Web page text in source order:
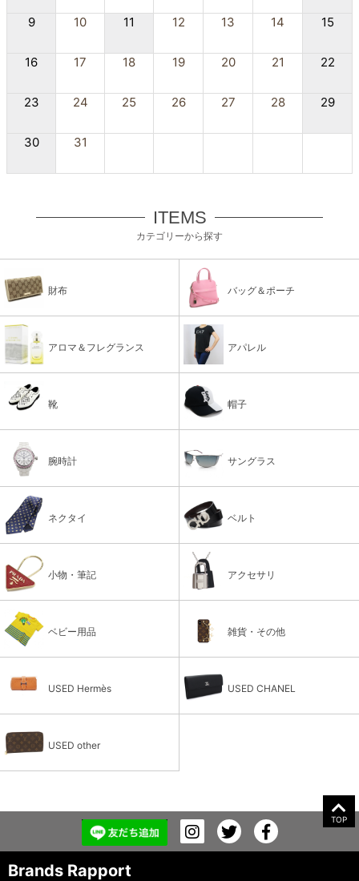
9 10 11 12 13 14 15
16 17 18 19 20 21 22
23 24 25 26 27 28 29
30 31
ITEMS
カテゴリーから探す
財布 バッグ＆ポーチ
アロマ＆フレグランス アパレル
靴 帽子
腕時計 サングラス
ネクタイ ベルト
小物・筆記 アクセサリ
ベビー用品 雑貨・その他
USED Hermès USED CHANEL
USED other
TOP
Brands Rapport